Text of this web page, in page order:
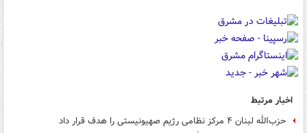
اخبار مرتبط
حزب‌الله لبنان ۴ مرکز نظامی رژیم صهیونیستی را هدف قرار داد